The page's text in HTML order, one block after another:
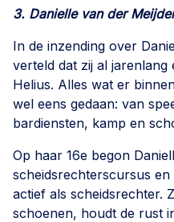
3. Danielle van der
In de inzending over
verteld dat zij al
Helius. Alles wat er
wel eens gedaan: van
bardiensten, kamp en
Op haar 16e begon
scheidsrechterscursus
actief als scheidsrechter.
schoenen, houdt de rust